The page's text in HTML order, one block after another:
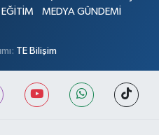
EĞİTİM MEDYA GÜNDEMİ
TE Bilişim